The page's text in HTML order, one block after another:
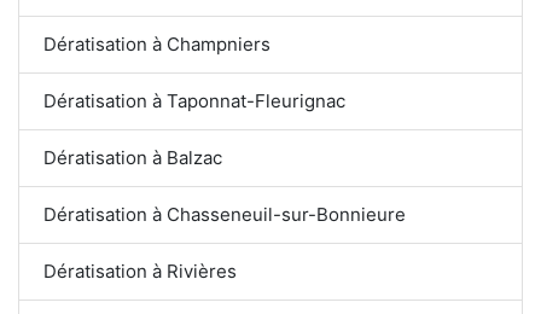
Dératisation à Champniers
Dératisation à Taponnat-Fleurignac
Dératisation à Balzac
Dératisation à Chasseneuil-sur-Bonnieure
Dératisation à Rivières